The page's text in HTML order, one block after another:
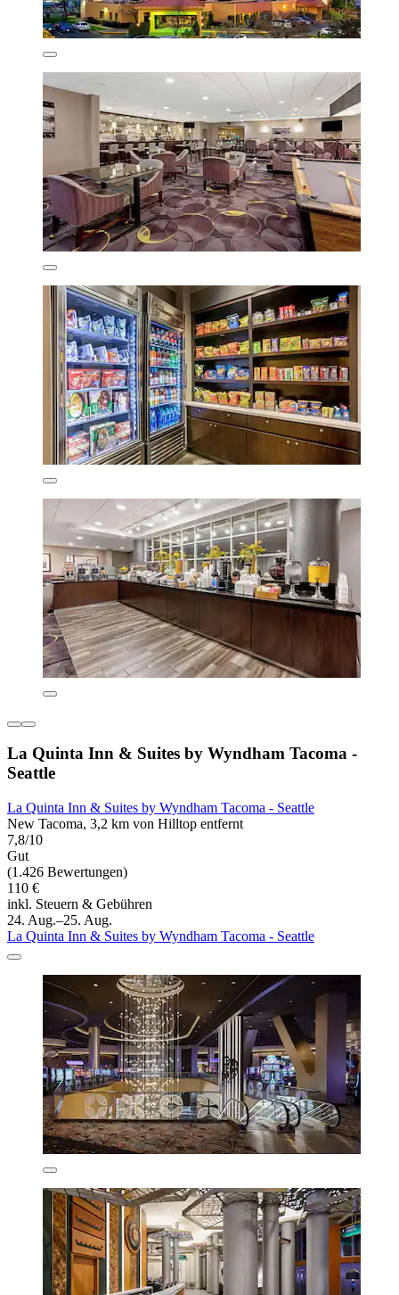
La Quinta Inn & Suites by Wyndham Tacoma -
Seattle
La Quinta Inn & Suites by Wyndham Tacoma - Seattle
New Tacoma, 3,2 km von Hilltop entfernt
7,8/10
Gut
(1.426 Bewertungen)
110 €
inkl. Steuern & Gebühren
24. Aug.–25. Aug.
La Quinta Inn & Suites by Wyndham Tacoma - Seattle